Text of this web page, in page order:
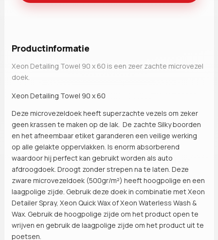
Productinformatie
Xeon Detailing Towel 90 x 60 is een zeer zachte microvezel
doek.
Xeon Detailing Towel 90 x 60
Deze microvezeldoek heeft superzachte vezels om zeker
geen krassen te maken op de lak. De zachte Silky boorden
en het afneembaar etiket garanderen een veilige werking
op alle gelakte oppervlakken. Is enorm absorberend
waardoor hij perfect kan gebruikt worden als auto
afdroogdoek. Droogt zonder strepen na te laten. Deze
zware microvezeldoek (500gr/m²) heeft hoogpolige en een
laagpolige zijde. Gebruik deze doek in combinatie met Xeon
Detailer Spray, Xeon Quick Wax of Xeon Waterless Wash &
Wax. Gebruik de hoogpolige zijde om het product open te
wrijven en gebruik de laagpolige zijde om het product uit te
poetsen.